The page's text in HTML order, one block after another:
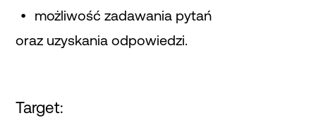
możliwość zadawania pytań
oraz uzyskania odpowiedzi.
Target: